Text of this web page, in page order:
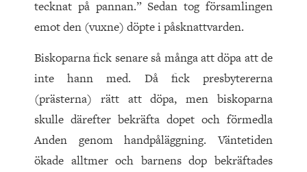
tecknat på pannan.” Sedan tog församlingen
emot den (vuxne) döpte i påsknattvarden.
Biskoparna fick senare så många att döpa att de
inte hann med. Då fick presbytererna
(prästerna) rätt att döpa, men biskoparna
skulle därefter bekräfta dopet och förmedla
Anden genom handpåläggning. Väntetiden
ökade alltmer och barnens dop bekräftades